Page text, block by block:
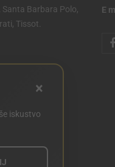
Santa Barbara Polo,
Tissot.
E
×
iskustvo